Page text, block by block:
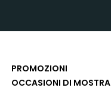
PROMOZIONI
OCCASIONI DI MOSTRA